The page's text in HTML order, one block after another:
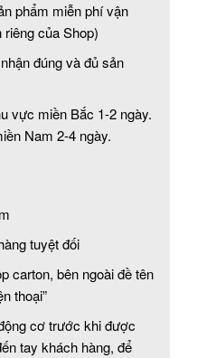
phẩm miễn phí vận
của Shop)
đúng và đủ sản
vực miền Bắc 1-2 ngày.
Nam 2-4 ngày.
tuyệt đối
carton, bên ngoài đề tên
thoại”
cơ trước khi được
tay khách hàng, để